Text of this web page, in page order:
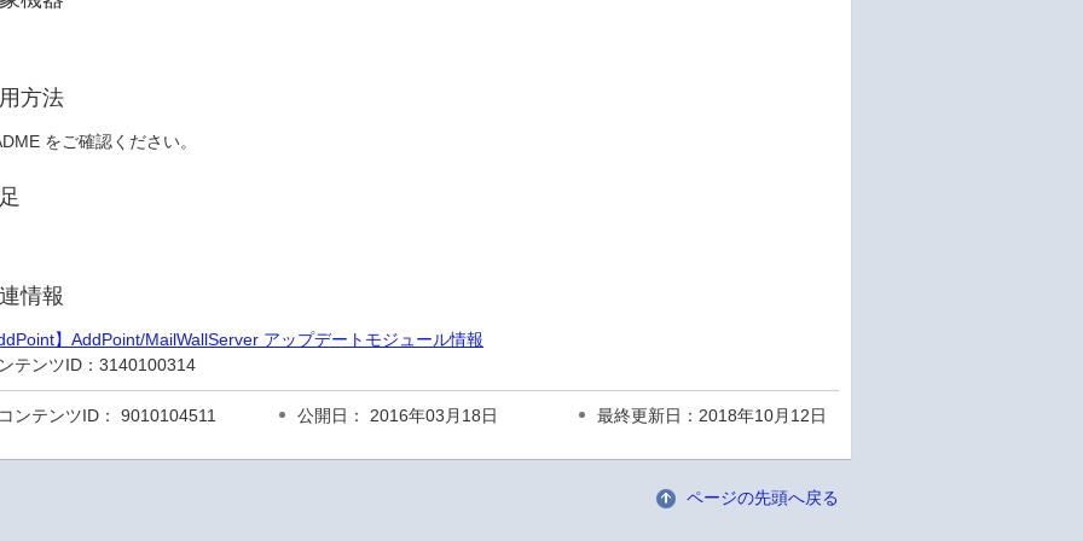
方法
をご確認ください。
情報
】AddPoint/MailWallServer アップデートモジュール情報
テンツID：3140100314
ンテンツID： 9010104511 公開日： 2016年03月18日 最終更新日：2018年10月12日
ページの先頭へ戻る